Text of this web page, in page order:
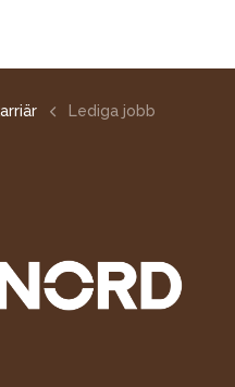
Lediga jobb